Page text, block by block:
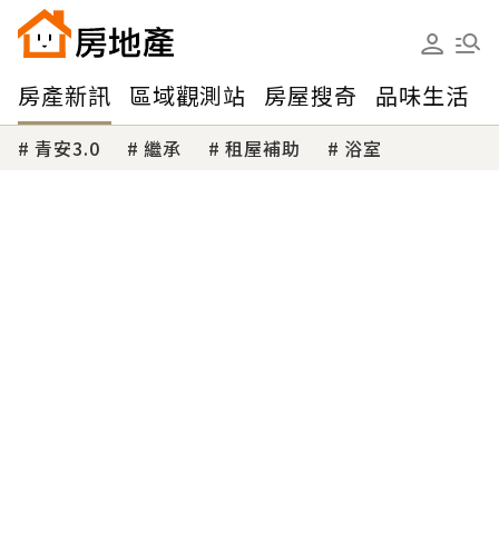
房產新訊 區域觀測站 房屋搜奇 品味生活
青安3.0 繼承 租屋補助 浴室